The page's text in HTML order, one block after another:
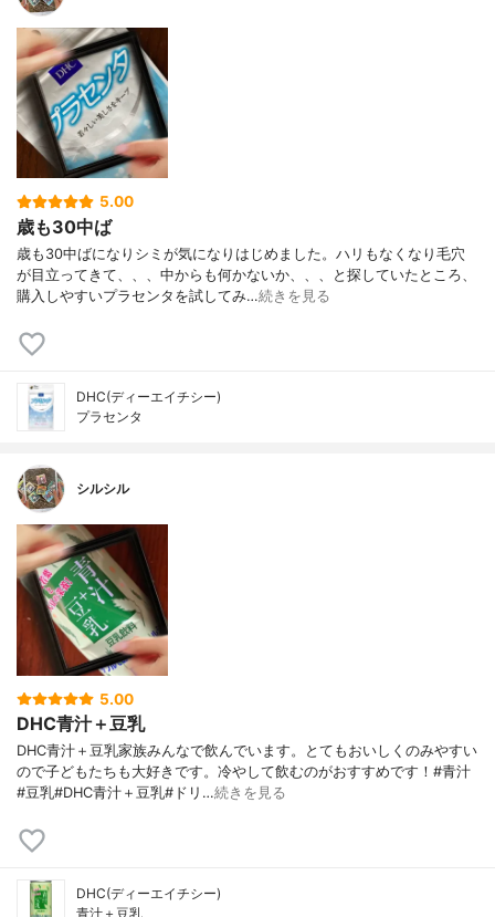
5.00
歳も30中ば
歳も30中ばになりシミが気になりはじめました。ハリもなくなり毛穴
が目立ってきて、、、中からも何かないか、、、と探していたところ、
購入しやすいプラセンタを試してみ…続きを見る
DHC(ディーエイチシー)
プラセンタ
シルシル
5.00
DHC青汁＋豆乳
DHC青汁＋豆乳家族みんなで飲んでいます。とてもおいしくのみやすい
ので子どもたちも大好きです。冷やして飲むのがおすすめです！#青汁
#豆乳#DHC青汁＋豆乳#ドリ…続きを見る
DHC(ディーエイチシー)
青汁＋豆乳